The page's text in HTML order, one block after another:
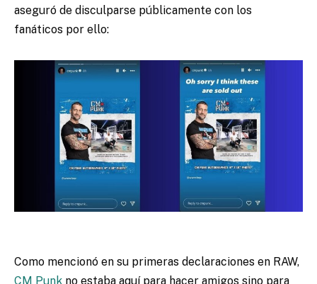
aseguró de disculparse públicamente con los
fanáticos por ello:
Como mencionó en su primeras declaraciones en RAW,
CM Punk no estaba aquí para hacer amigos sino para